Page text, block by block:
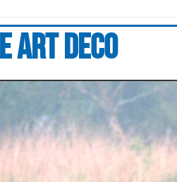
art deco